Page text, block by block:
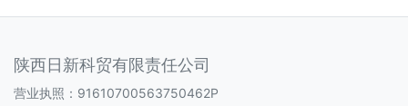
陕西日新科贸有限责任公司
营业执照：91610700563750462P